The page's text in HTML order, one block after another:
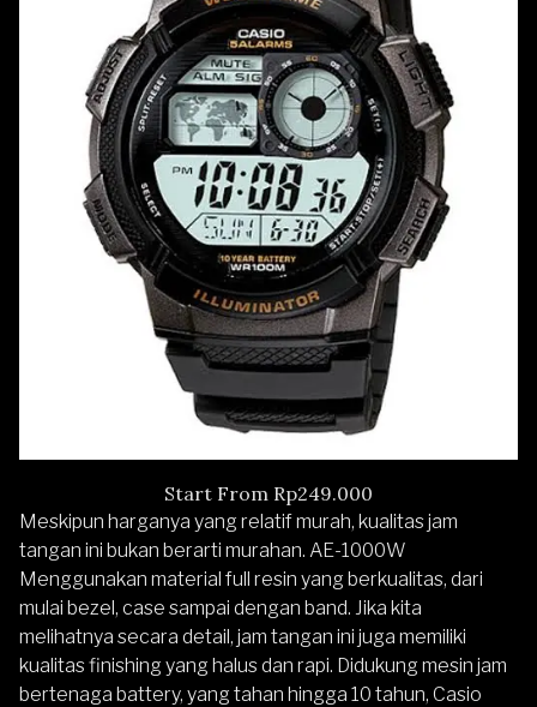
Start From Rp249.000
Meskipun harganya yang relatif murah, kualitas jam
tangan ini bukan berarti murahan. AE-1000W
Menggunakan material full resin yang berkualitas, dari
mulai bezel, case sampai dengan band. Jika kita
melihatnya secara detail, jam tangan ini juga memiliki
kualitas finishing yang halus dan rapi. Didukung mesin jam
bertenaga battery, yang tahan hingga 10 tahun, Casio